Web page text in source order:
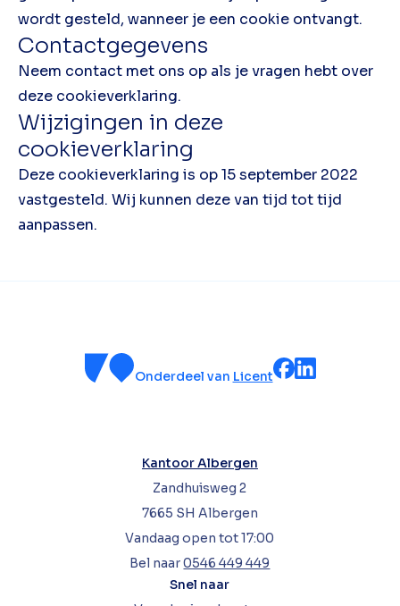
wordt gesteld, wanneer je een cookie ontvangt.
Contactgegevens
Neem contact met ons op als je vragen hebt over
deze cookieverklaring.
Wijzigingen in deze
cookieverklaring
Deze cookieverklaring is op 15 september 2022
vastgesteld. Wij kunnen deze van tijd tot tijd
aanpassen.
Onderdeel van Licent
Kantoor Albergen
Zandhuisweg 2
7665 SH Albergen
Vandaag open tot 17:00
Bel naar0546 449 449
Snel naar